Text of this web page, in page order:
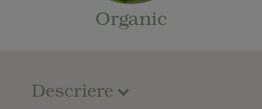
Organic
Descriere